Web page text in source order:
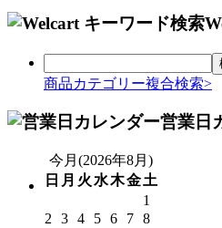
商品カテゴリー複合検索>
営業日
今月(2026年8月)
日 月 火 水木金土
1
2
3 4 5 6 7 8